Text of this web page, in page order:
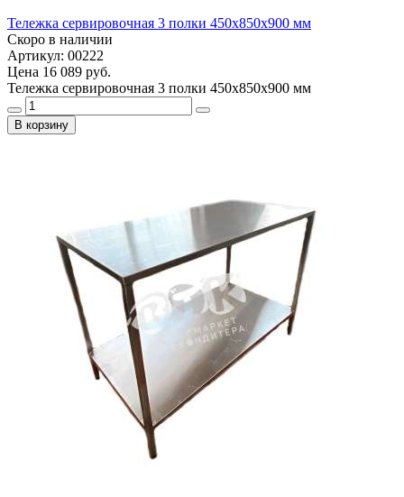
Тележка сервировочная 3 полки 450х850х900 мм
Скоро в наличии
Артикул: 00222
Цена 16 089 руб.
Тележка сервировочная 3 полки 450х850х900 мм
В корзину